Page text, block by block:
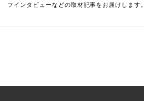
フインタビューなどの取材記事をお届けします。